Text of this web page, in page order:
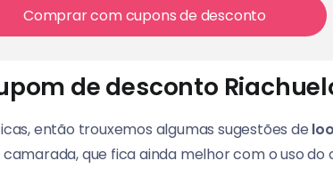
Comprar com cupons de desconto
de desconto
então trouxemos algumas sugestões de
que fica ainda melhor com o uso do